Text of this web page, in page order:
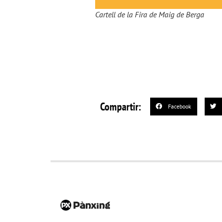
Cartell de la Fira de Maig de Berga
Compartir: Facebook